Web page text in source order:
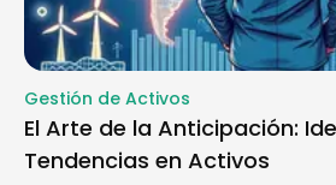
Gestión de Activos
El Arte de la Anticipación:
Tendencias en Activos